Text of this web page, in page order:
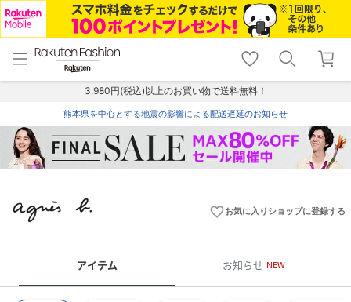
menu home
トップ
shopping_cart lock_outline
ログイン
3,980円(税込)以上のお買い物で送料無料！
熊本県を中心とする地震の影響による配送遅延のお知らせ
favorite_borderお気に入りショップに登録する
アイテム お知らせ NEW